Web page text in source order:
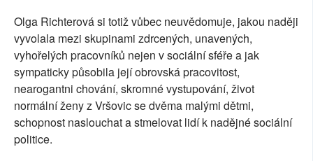
Olga Richterová si totiž vůbec neuvědomuje, jakou naději
vyvolala mezi skupinami zdrcených, unavených,
vyhořelých pracovníků nejen v sociální sféře a jak
sympaticky působila její obrovská pracovitost,
nearogantni chování, skromné vystupování, život
normální ženy z Vršovic se dvěma malými dětmi,
schopnost naslouchat a stmelovat lidí k nadějné sociální
politice.